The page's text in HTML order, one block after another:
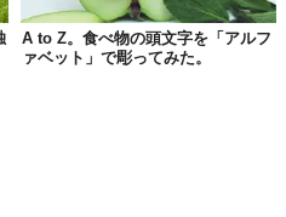
でつくる砂像は、その場所
まれた作品は、まだまだありま
A to Z。食べ物の頭文字を「アルフ
ァベット」で彫ってみた。